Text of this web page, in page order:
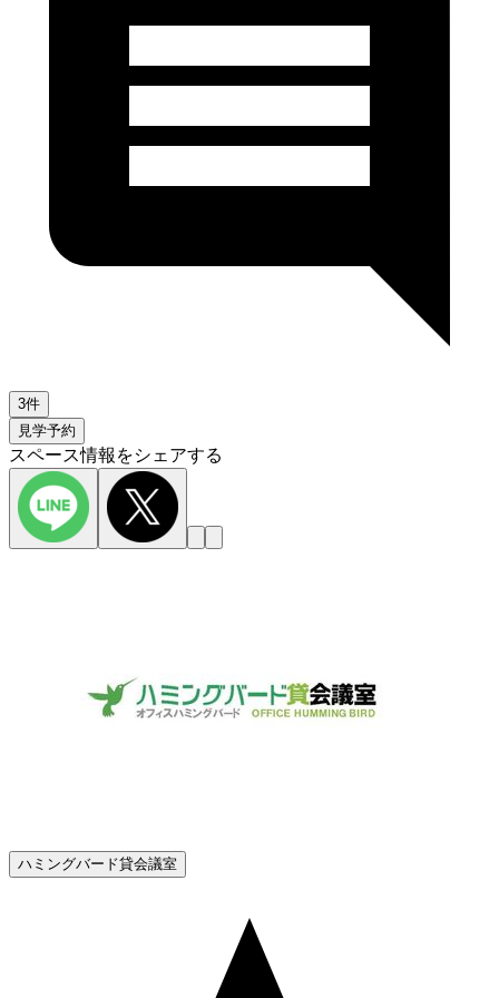
3件
見学予約
スペース情報をシェアする
ハミングバード貸会議室